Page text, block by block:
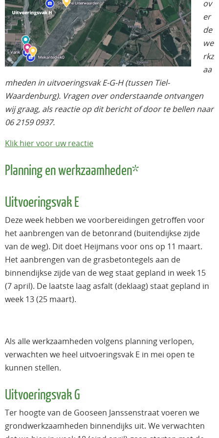
ov
er
de
we
rkz
aa
mheden in uitvoeringsvak E-G-H (tussen Tiel-
Waardenburg). Vragen over onderstaande ontvangen
wij graag, als reactie op dit bericht of door te bellen naar
06 2159 0937.
Klik hier voor uw reactie
Planning en werkzaamheden*
Uitvoeringsvak E
Deze week hebben we voorbereidingen getroffen voor
het aanbrengen van de betonrand (buitendijkse zijde
van de weg). Dit doet Heijmans voor ons op 11 maart.
Het aanbrengen van de grasbetontegels aan de
binnendijkse zijde van de weg staat gepland in week 15
(7 april). De laatste laag asfalt (deklaag) staat gepland in
week 13 (25 maart).
Als alle werkzaamheden volgens planning verlopen,
verwachten we heel uitvoeringsvak E in mei open te
kunnen stellen.
Uitvoeringsvak G
Ter hoogte van de Gooseen Janssenstraat voeren we
grondwerkzaamheden binnendijks uit. We verwachten